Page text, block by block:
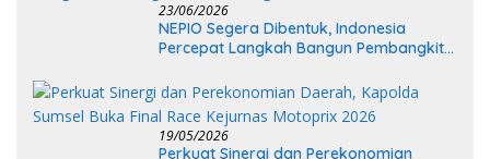
23/06/2026
NEPIO Segera Dibentuk, Indonesia
Percepat Langkah Bangun Pembangkit
19/05/2026
Perkuat Sinergi dan Perekonomian